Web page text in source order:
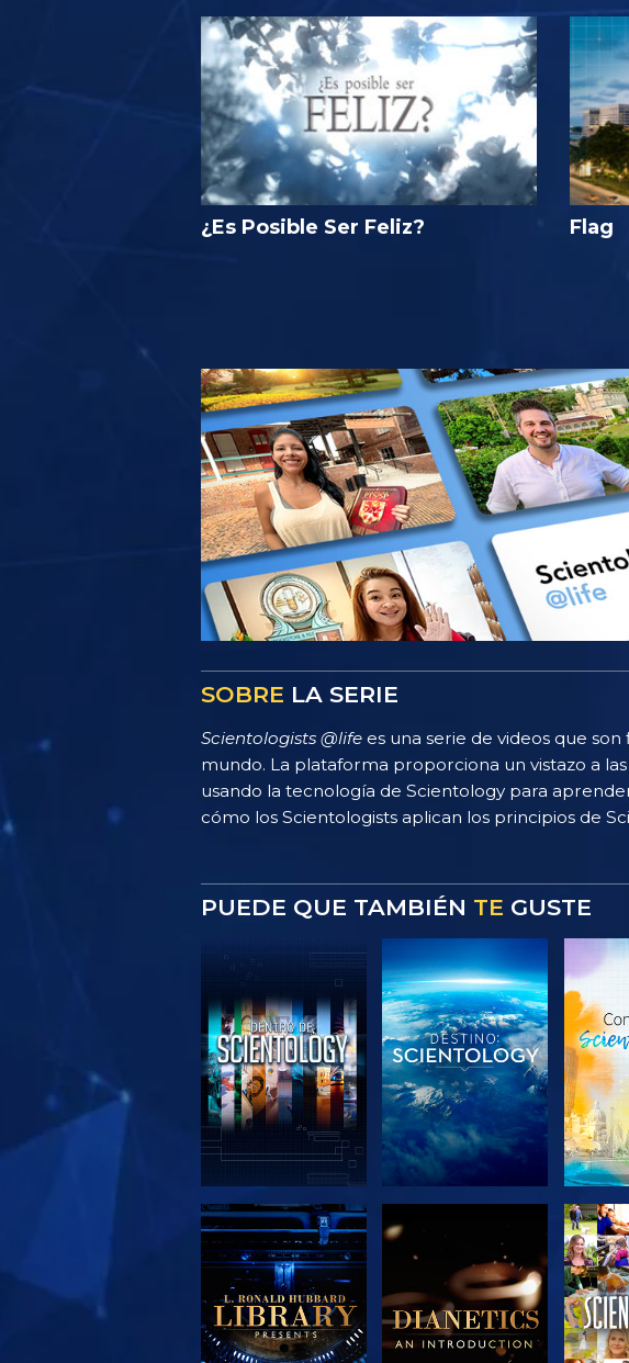
¿Es Posible Ser Feliz? Flag
SOBRE LA SERIE
Scientologists @life es una serie de videos que
mundo. La plataforma proporciona un vistazo a
usando la tecnología de Scientology para
cómo los Scientologists aplican los principios de
PUEDE QUE TAMBIÉN TE GUSTE
EXPLORA LAS
SERIES
EXPLORA LAS
SERIES